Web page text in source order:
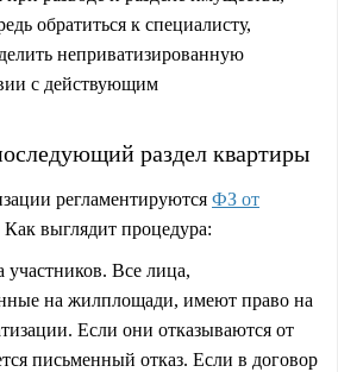
обратиться к специалисту,
неприватизированную
с действующим
раздел квартиры
регламентируются ФЗ от
Как выглядит процедура:
участников. Все лица,
на жилплощади, имеют право на
Если они отказываются от
письменный отказ. Если в договор